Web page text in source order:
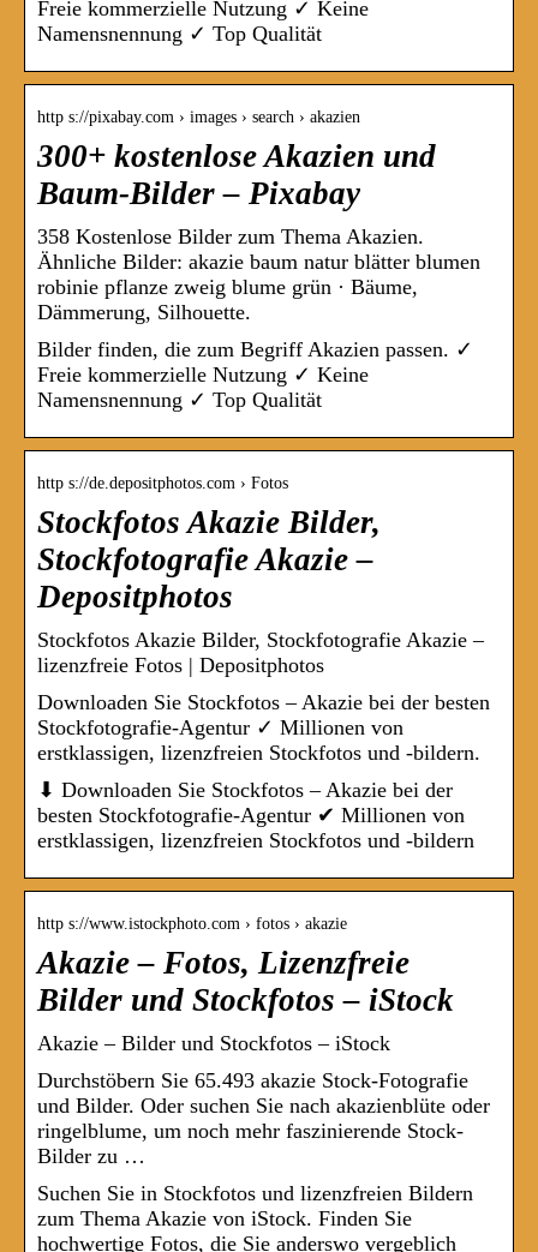
Freie kommerzielle Nutzung ✓ Keine
Namensnennung ✓ Top Qualität
http s://pixabay.com › images › search › akazien
300+ kostenlose Akazien und
Baum-Bilder – Pixabay
358 Kostenlose Bilder zum Thema Akazien.
Ähnliche Bilder: akazie baum natur blätter blumen
robinie pflanze zweig blume grün · Bäume,
Dämmerung, Silhouette.
Bilder finden, die zum Begriff Akazien passen. ✓
Freie kommerzielle Nutzung ✓ Keine
Namensnennung ✓ Top Qualität
http s://de.depositphotos.com › Fotos
Stockfotos Akazie Bilder,
Stockfotografie Akazie –
Depositphotos
Stockfotos Akazie Bilder, Stockfotografie Akazie –
lizenzfreie Fotos | Depositphotos
Downloaden Sie Stockfotos – Akazie bei der besten
Stockfotografie-Agentur ✓ Millionen von
erstklassigen, lizenzfreien Stockfotos und -bildern.
⬇ Downloaden Sie Stockfotos – Akazie bei der
besten Stockfotografie-Agentur ✔ Millionen von
erstklassigen, lizenzfreien Stockfotos und -bildern
http s://www.istockphoto.com › fotos › akazie
Akazie – Fotos, Lizenzfreie
Bilder und Stockfotos – iStock
Akazie – Bilder und Stockfotos – iStock
Durchstöbern Sie 65.493 akazie Stock-Fotografie
und Bilder. Oder suchen Sie nach akazienblüte oder
ringelblume, um noch mehr faszinierende Stock-
Bilder zu …
Suchen Sie in Stockfotos und lizenzfreien Bildern
zum Thema Akazie von iStock. Finden Sie
hochwertige Fotos, die Sie anderswo vergeblich